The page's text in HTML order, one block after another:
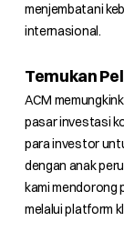
menjembatani
internasional.
Temukan
ACM
pasar investasi
para investor
dengan anak
kami mendorong
melalui platform